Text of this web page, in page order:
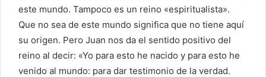
este mundo. Tampoco es un reino «espiritualista».
Que no sea de este mundo significa que no tiene aquí
su origen. Pero Juan nos da el sentido positivo del
reino al decir: «Yo para esto he nacido y para esto he
venido al mundo: para dar testimonio de la verdad.